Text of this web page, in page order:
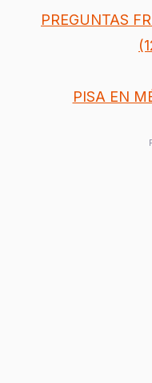
PREGUNTAS
PISA EN